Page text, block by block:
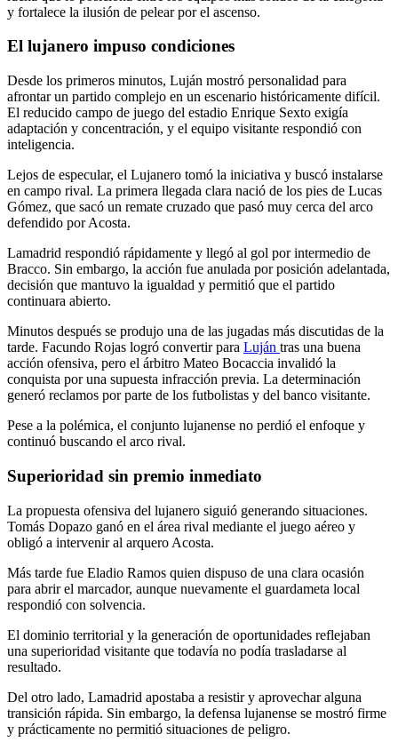
y fortalece la ilusión de pelear por el ascenso.
El lujanero impuso condiciones
Desde los primeros minutos, Luján mostró personalidad para
afrontar un partido complejo en un escenario históricamente difícil.
El reducido campo de juego del estadio Enrique Sexto exigía
adaptación y concentración, y el equipo visitante respondió con
inteligencia.
Lejos de especular, el Lujanero tomó la iniciativa y buscó instalarse
en campo rival. La primera llegada clara nació de los pies de Lucas
Gómez, que sacó un remate cruzado que pasó muy cerca del arco
defendido por Acosta.
Lamadrid respondió rápidamente y llegó al gol por intermedio de
Bracco. Sin embargo, la acción fue anulada por posición adelantada,
decisión que mantuvo la igualdad y permitió que el partido
continuara abierto.
Minutos después se produjo una de las jugadas más discutidas de la
tarde. Facundo Rojas logró convertir para Luján tras una buena
acción ofensiva, pero el árbitro Mateo Bocaccia invalidó la
conquista por una supuesta infracción previa. La determinación
generó reclamos por parte de los futbolistas y del banco visitante.
Pese a la polémica, el conjunto lujanense no perdió el enfoque y
continuó buscando el arco rival.
Superioridad sin premio inmediato
La propuesta ofensiva del lujanero siguió generando situaciones.
Tomás Dopazo ganó en el área rival mediante el juego aéreo y
obligó a intervenir al arquero Acosta.
Más tarde fue Eladio Ramos quien dispuso de una clara ocasión
para abrir el marcador, aunque nuevamente el guardameta local
respondió con solvencia.
El dominio territorial y la generación de oportunidades reflejaban
una superioridad visitante que todavía no podía trasladarse al
resultado.
Del otro lado, Lamadrid apostaba a resistir y aprovechar alguna
transición rápida. Sin embargo, la defensa lujanense se mostró firme
y prácticamente no permitió situaciones de peligro.